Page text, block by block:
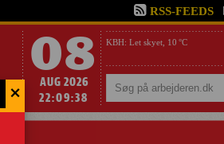
RSS-FEEDS
08
AUG 2026
22:09:40
KBH: Let skyet, 10 °C
Søg
×